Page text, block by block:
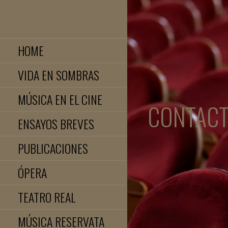
Saltar
contenido
HOME
VIDA EN SOMBRAS
MÚSICA EN EL CINE
ENSAYOS BREVES
PUBLICACIONES
ÓPERA
TEATRO REAL
MÚSICA RESERVATA